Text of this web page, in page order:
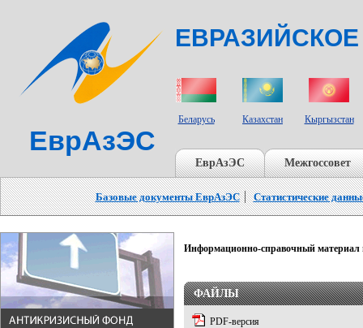
ЕврАзЭС
Беларусь Казахстан Кыргызстан
ЕврАзЭС Межгоссовет
Базовые документы ЕврАзЭС Статистические
Информационно-справочный
ФАЙЛЫ
PDF-версия